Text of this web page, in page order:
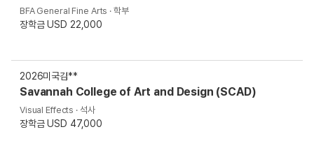
BFA General Fine Arts · 학부
장학금 USD 22,000
2026미국김**
Savannah College of Art and Design (SCAD)
Visual Effects · 석사
장학금 USD 47,000